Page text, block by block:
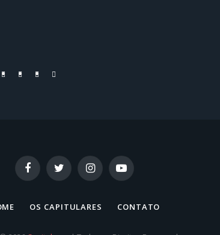
FacebookTwitterYouTubeInstagram
FacebookTwitter InstagramYouTube
OS CAPITULARES CONTATO